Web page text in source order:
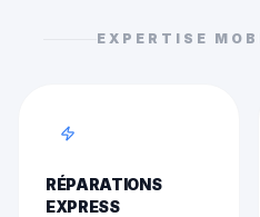
EXPERTISE
RÉPARATIONS
EXPRESS